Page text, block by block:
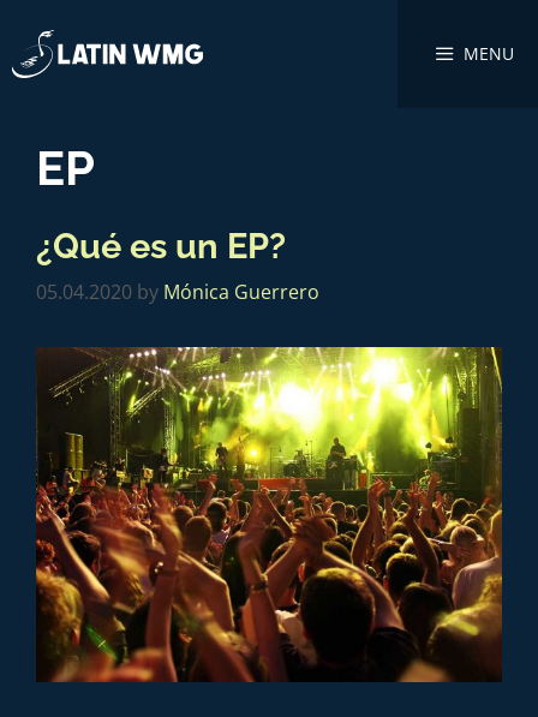
MENU
EP
¿Qué es un EP?
05.04.2020 by Mónica Guerrero